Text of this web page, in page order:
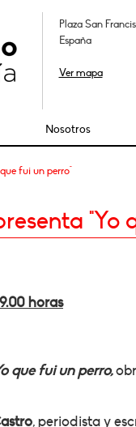
Plaza San
España
Ver mapa
Nosotros
fui un perro"
"Yo
horas
que fui un perro,
, periodista y